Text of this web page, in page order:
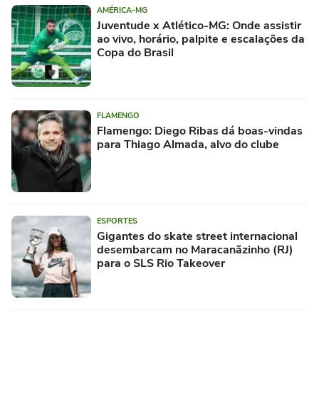
AMÉRICA-MG
Juventude x Atlético-MG: Onde assistir
ao vivo, horário, palpite e escalações da
Copa do Brasil
FLAMENGO
Flamengo: Diego Ribas dá boas-vindas
para Thiago Almada, alvo do clube
ESPORTES
Gigantes do skate street internacional
desembarcam no Maracanãzinho (RJ)
para o SLS Rio Takeover